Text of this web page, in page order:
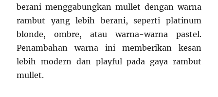
berani menggabungkan mullet dengan warna
rambut yang lebih berani, seperti platinum
blonde, ombre, atau warna-warna pastel.
Penambahan warna ini memberikan kesan
lebih modern dan playful pada gaya rambut
mullet.